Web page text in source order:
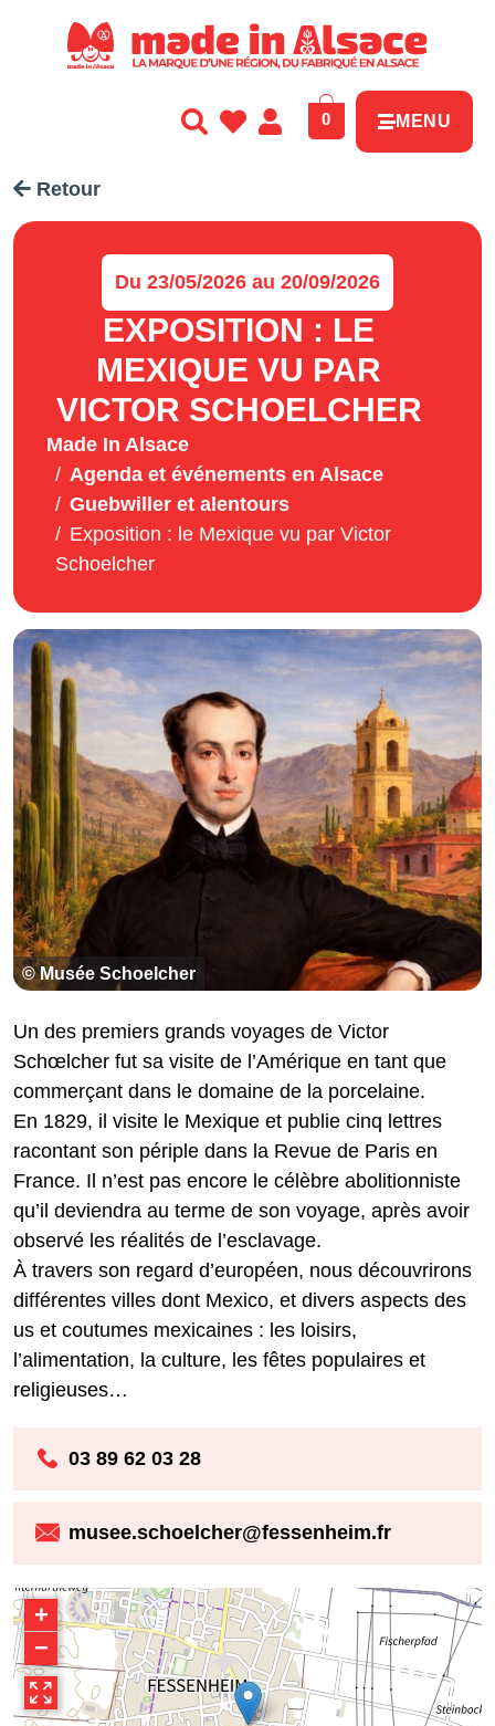
0 MENU
Retour
Du 23/05/2026 au 20/09/2026
EXPOSITION : LE
MEXIQUE VU PAR
VICTOR SCHOELCHER
Made In Alsace
Agenda et événements en Alsace
Guebwiller et alentours
Exposition : le Mexique vu par Victor
Schoelcher
© Musée Schoelcher
Un des premiers grands voyages de Victor
Schœlcher fut sa visite de l’Amérique en tant que
commerçant dans le domaine de la porcelaine.
En 1829, il visite le Mexique et publie cinq lettres
racontant son périple dans la Revue de Paris en
France. Il n’est pas encore le célèbre abolitionniste
qu’il deviendra au terme de son voyage, après avoir
observé les réalités de l’esclavage.
À travers son regard d’européen, nous découvrirons
différentes villes dont Mexico, et divers aspects des
us et coutumes mexicaines : les loisirs,
l’alimentation, la culture, les fêtes populaires et
religieuses…
03 89 62 03 28
musee.schoelcher@fessenheim.fr
+
−